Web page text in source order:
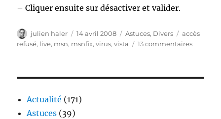
– Cliquer ensuite sur désactiver et valider.
Auteur
julien haler
Publié
le
14 avril 2008 Catégories
Astuces, Divers Étiquettes
accès
refusé, live, msn, msnfix,virus,vista 13 commentairessur
Actualité (171)
Astuces (39)